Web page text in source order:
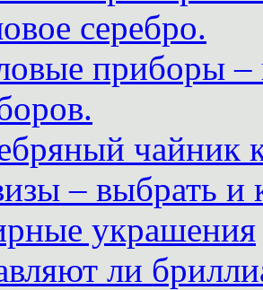
серебро.
приборы –
чайник
– выбрать и
украшения
ли